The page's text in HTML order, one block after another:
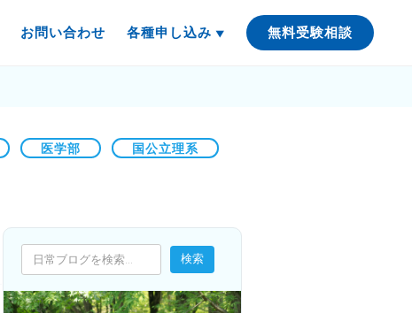
お問い合わせ 各種申し込み 無料受験相談
医学部 国公立理系
検索
検索